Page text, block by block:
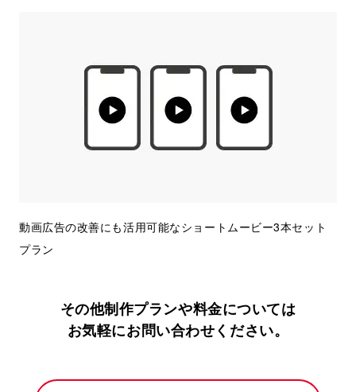
動画広告の改善にも活用可能なショートムービー3本セット
プラン
その他制作プランや料金については
お気軽にお問い合わせください。